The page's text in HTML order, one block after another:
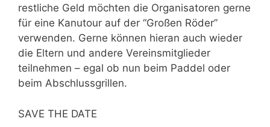
restliche Geld möchten die Organisatoren gerne
für eine Kanutour auf der “Großen Röder”
verwenden. Gerne können hieran auch wieder
die Eltern und andere Vereinsmitglieder
teilnehmen – egal ob nun beim Paddel oder
beim Abschlussgrillen.
SAVE THE DATE